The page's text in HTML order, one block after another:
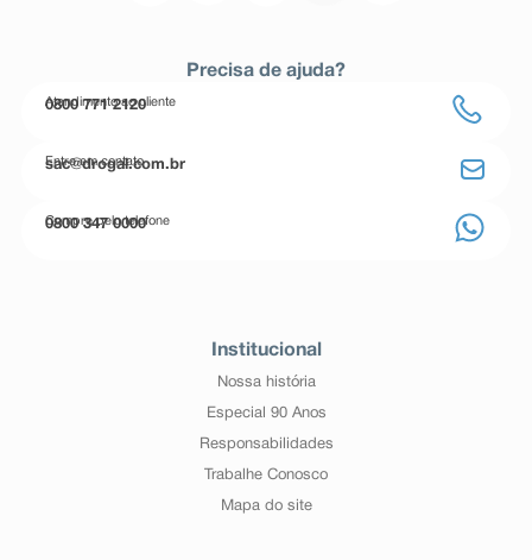
Precisa de ajuda?
Atendimento ao cliente
0800 771 2120
Entre em contato
sac@drogal.com.br
Compre pelo telefone
0800 347 0000
Institucional
Nossa história
Especial 90 Anos
Responsabilidades
Trabalhe Conosco
Mapa do site